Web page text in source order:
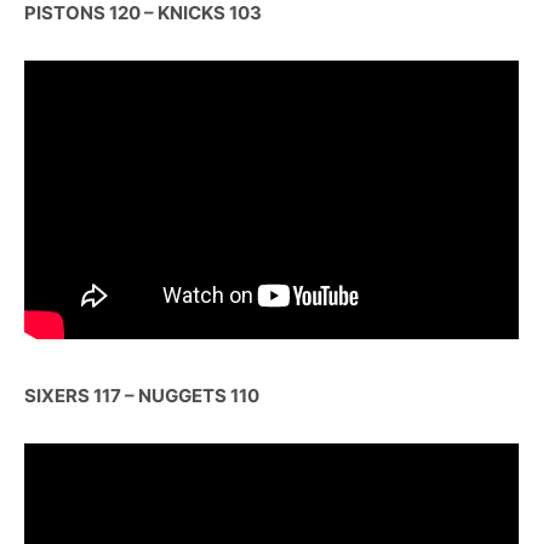
PISTONS 120 – KNICKS 103
SIXERS 117 – NUGGETS 110